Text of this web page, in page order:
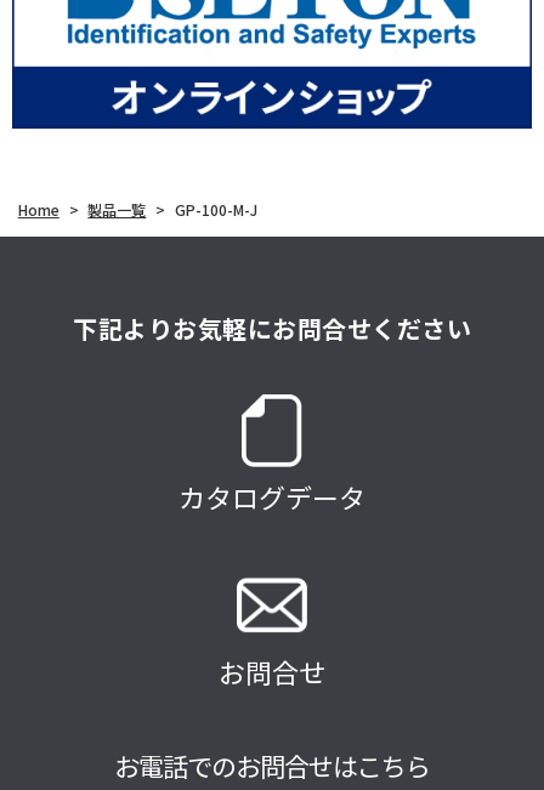
Home > 製品一覧 > GP-100-M-J
下記よりお気軽にお問合せください
カタログデータ
お問合せ
お電話でのお問合せはこちら